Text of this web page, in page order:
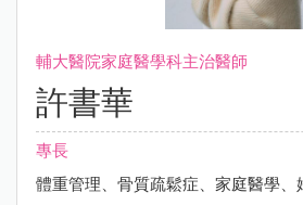
輔大醫院家庭醫學科主治醫師
許書華
專長
體重管理、骨質疏鬆症、家庭醫學、